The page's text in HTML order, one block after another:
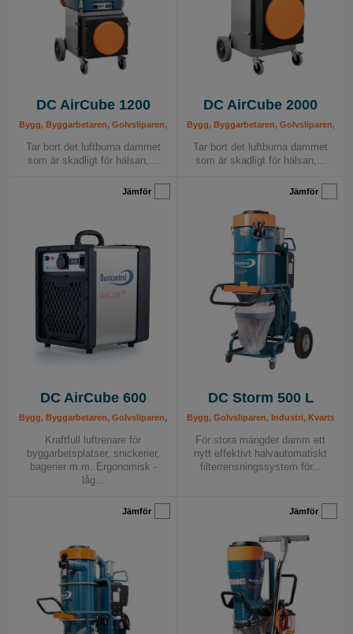
DC AirCube 1200
Bygg, Byggarbetaren, Golvsliparen, Håltagaren, Industri, Kvartsdamm -
Tar bort det luftburna dammet
som är skadligt för hälsan,...
DC AirCube 2000
Bygg, Byggarbetaren, Golvsliparen,
Tar bort det luftburna dammet
som är skadligt för hälsan,...
Jämför
DC AirCube 600
Bygg, Byggarbetaren, Golvsliparen, Håltagaren, Industri, Kvartsdamm -
Kraftfull luftrenare för
byggarbetsplatser, snickerier,
bagerier m.m. Ergonomisk -
låg...
Jämför
DC Storm 500 L
Bygg, Golvsliparen, Industri,
För stora mängder damm ett
nytt effektivt halvautomatiskt
filterrensningssystem för...
Jämför Jämför